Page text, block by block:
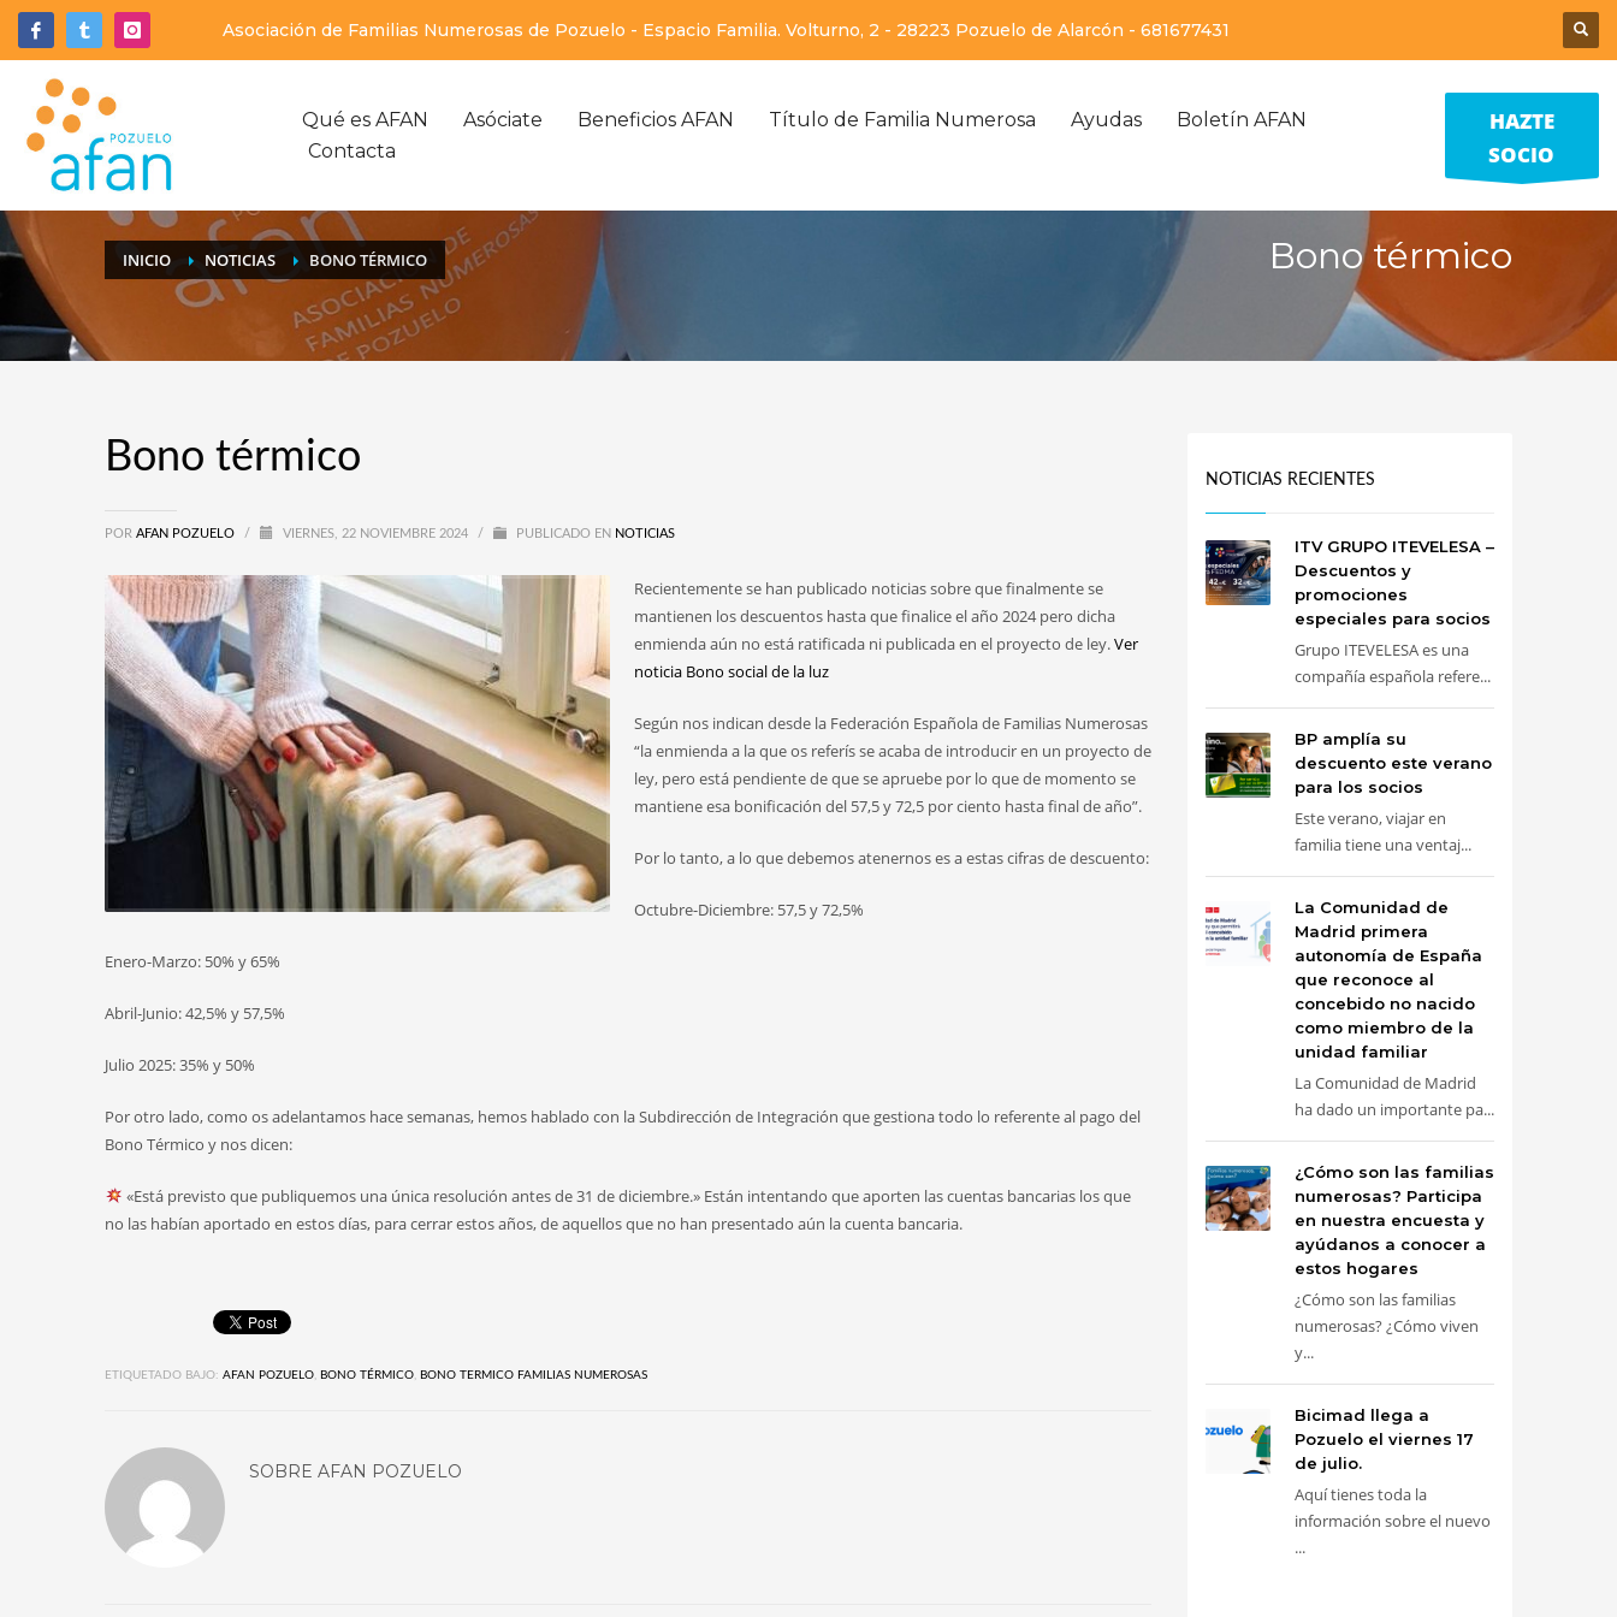
Asociación de Familias Numerosas de Pozuelo - Espacio Familia. Volturno, 2 - 28223 Pozuelo de Alarcón - 681677431
Qué es AFAN Asóciate Beneficios AFAN Título de Familia Numerosa Ayudas
Boletín AFAN
Contacta
HAZTE
SOCIO
INICIO NOTICIAS BONO TÉRMICO Bono térmico
Bono térmico
POR AFAN POZUELO / VIERNES, 22 NOVIEMBRE 2024 / PUBLICADO EN NOTICIAS
Recientemente se han publicado noticias sobre que finalmente se
mantienen los descuentos hasta que finalice el año 2024 pero dicha
enmienda aún no está ratificada ni publicada en el proyecto de ley.Ver
noticia Bono social de la luz
Según nos indican desde la Federación Española de Familias Numerosas
“la enmienda a la que os referís se acaba de introducir en un proyecto de
ley, pero está pendiente de que se apruebe por lo que de momento se
mantiene esa bonificación del 57,5 y 72,5 por ciento hasta final de año”.
Por lo tanto, a lo que debemos atenernos es a estas cifras de descuento:
Octubre-Diciembre: 57,5 y 72,5%
Enero-Marzo: 50% y 65%
Abril-Junio: 42,5% y 57,5%
Julio 2025: 35% y 50%
Por otro lado, como os adelantamos hace semanas, hemos hablado con la Subdirección de Integración que gestiona todo lo referente al pago del
Bono Térmico y nos dicen:
«Está previsto que publiquemos una única resolución antes de 31 de diciembre.» Están intentando que aporten las cuentas bancarias los que
no las habían aportado en estos días, para cerrar estos años, de aquellos que no han presentado aún la cuenta bancaria.
ETIQUETADO BAJO: AFAN POZUELO, BONO TÉRMICO, BONO TERMICO FAMILIAS NUMEROSAS
SOBRE AFAN POZUELO
NOTICIAS RECIENTES
ITV GRUPO ITEVELESA –
Descuentos y
promociones
especiales para socios
Grupo ITEVELESA es una
compañía española refere...
BP amplía su
descuento este verano
para los socios
Este verano, viajar en
familia tiene una ventaj...
La Comunidad de
Madrid primera
autonomía de España
que reconoce al
concebido no nacido
como miembro de la
unidad familiar
La Comunidad de Madrid
ha dado un importante pa...
¿Cómo son las familias
numerosas? Participa
en nuestra encuesta y
ayúdanos a conocer a
estos hogares
¿Cómo son las familias
numerosas? ¿Cómo viven
y...
Bicimad llega a
Pozuelo el viernes 17
de julio.
Aquí tienes toda la
información sobre el nuevo
...